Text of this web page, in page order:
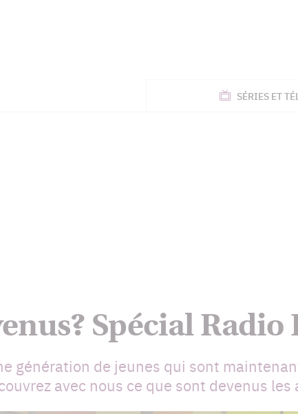
SÉRIES ET
Spécial Radio
génération de jeunes qui sont
avec nous ce que sont devenus